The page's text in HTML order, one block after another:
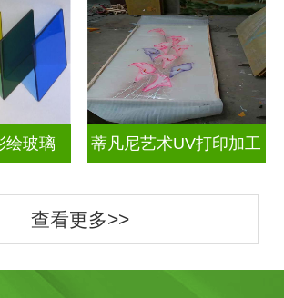
绘玻璃 蒂凡尼艺术UV打印加工
查看更多>>